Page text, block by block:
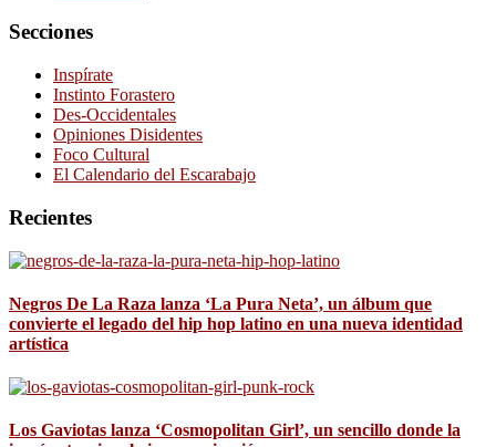
Secciones
Inspírate
Instinto Forastero
Des-Occidentales
Opiniones Disidentes
Foco Cultural
El Calendario del Escarabajo
Recientes
Negros De La Raza lanza ‘La Pura Neta’, un álbum que
convierte el legado del hip hop latino en una nueva identidad
artística
Los Gaviotas lanza ‘Cosmopolitan Girl’, un sencillo donde la